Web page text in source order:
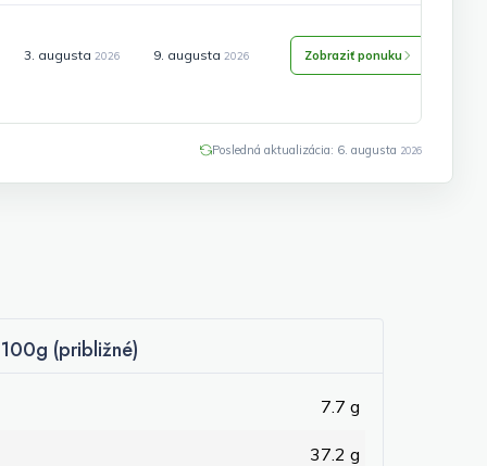
3. augusta 2026 9. augusta 2026 Zobraziť ponuku
Posledná aktualizácia: 6. augusta 2026
(približné)
7.7 g
37.2 g